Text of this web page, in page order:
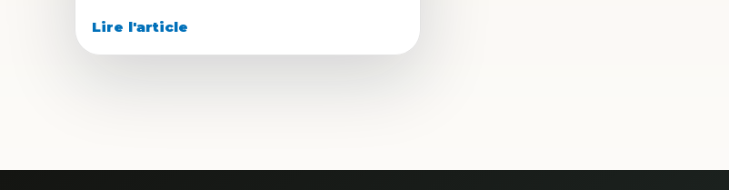
Lire l'article